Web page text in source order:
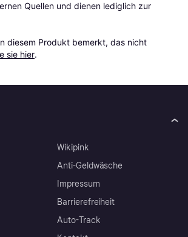
Quellen und dienen lediglich zur
diesem Produkt bemerkt, das nicht
sie hier.
Wikipink
Anti-Geldwäsche
Impressum
Barrierefreiheit
Auto-Track